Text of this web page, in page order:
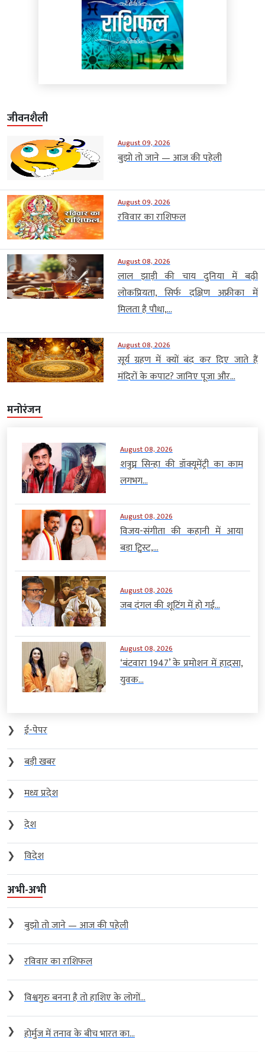
जीवनशैली
August 09, 2026
बुझो तो जाने — आज की पहेली
August 09, 2026
रविवार का राशिफल
August 08, 2026
लाल झाड़ी की चाय दुनिया में बढ़ी
लोकप्रियता, सिर्फ दक्षिण अफ्रीका में
मिलता है पौधा,...
August 08, 2026
सूर्य ग्रहण में क्यों बंद कर दिए जाते हैं
मंदिरों के कपाट? जानिए पूजा और...
मनोरंजन
August 08, 2026
शत्रुघ्न सिन्हा की डॉक्यूमेंट्री का काम
लगभग...
August 08, 2026
विजय-संगीता की कहानी में आया
बड़ा ट्विस्ट,...
August 08, 2026
जब दंगल की शूटिंग में हो गई...
August 08, 2026
‘बंटवारा 1947’ के प्रमोशन में हादसा,
युवक...
❯
ई-पेपर
❯
बड़ी खबर
❯
मध्य प्रदेश
❯
देश
❯
विदेश
अभी-अभी
❯ बुझो तो जाने — आज की पहेली
❯ रविवार का राशिफल
❯ विश्वगुरु बनना है तो हाशिए के लोगों...
❯ होर्मुज में तनाव के बीच भारत का...